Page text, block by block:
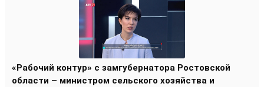
«Рабочий контур» с замгубернатора Ростовской
области – министром сельского хозяйства и